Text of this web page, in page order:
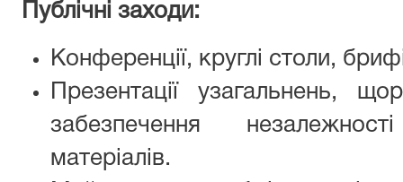
Публічні заходи:
Конференції, круглі столи,
Презентації узагальнень,
забезпечення
матеріалів.